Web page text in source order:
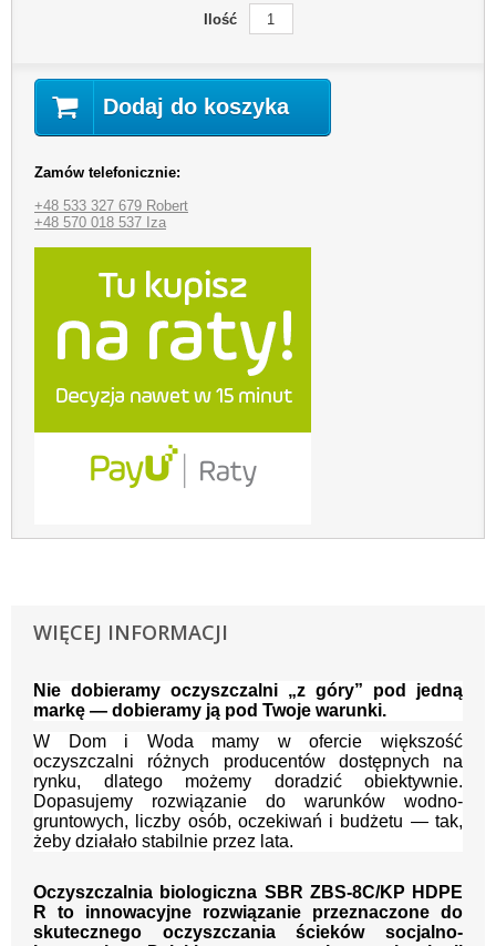
Ilość
Dodaj do koszyka
Zamów telefonicznie:
+48 533 327 679 Robert
+48 570 018 537 Iza
WIĘCEJ INFORMACJI
Nie dobieramy oczyszczalni „z góry” pod jedną
markę — dobieramy ją pod Twoje warunki.
W Dom i Woda mamy w ofercie większość
oczyszczalni różnych producentów dostępnych na
rynku, dlatego możemy doradzić obiektywnie.
Dopasujemy rozwiązanie do warunków wodno-
gruntowych, liczby osób, oczekiwań i budżetu — tak,
żeby działało stabilnie przez lata.
Oczyszczalnia biologiczna SBR ZBS-8C/KP HDPE
R to innowacyjne rozwiązanie przeznaczone do
skutecznego oczyszczania ścieków socjalno-